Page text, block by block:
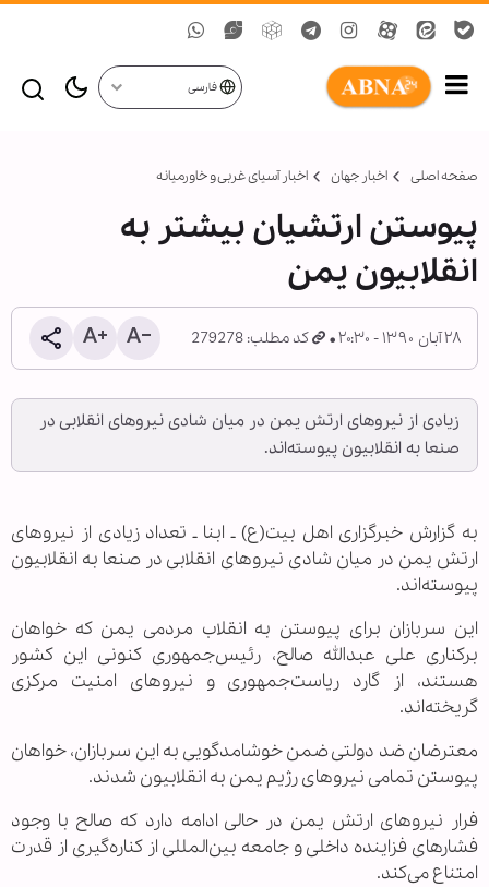
فارسی
صفحه اصلی اخبار جهان اخبار آسیای غربی و خاورمیانه
پیوستن ارتشیان بیشتر به
انقلابیون یمن
۲۸ آبان ۱۳۹۰ - ۲۰:۳۰ کد مطلب: 279278
زیادی از نیروهای ارتش یمن در میان شادی نیروهای انقلابی در
صنعا به انقلابیون پیوسته‌اند.
به گزارش خبرگزاری اهل بیت(ع) ـ ابنا ـ تعداد زیادی از نیروهای
ارتش یمن در میان شادی نیروهای انقلابی در صنعا به انقلابیون
پیوسته‌اند.
این سربازان برای پیوستن به انقلاب مردمی یمن که خواهان
برکناری علی عبدالله صالح، رئیس‌جمهوری کنونی این کشور
هستند، از گارد ریاست‌جمهوری و نیروهای امنیت مرکزی
گریخته‌اند.
معترضان ضد دولتی ضمن خوشامدگویی به این سربازان، خواهان
پیوستن تمامی نیروهای رژیم یمن به انقلابیون شدند.
فرار نیروهای ارتش یمن در حالی ادامه دارد که صالح با وجود
فشارهای فزاینده داخلی و جامعه بین‌المللی از کناره‌گیری از قدرت
امتناع می‌کند.